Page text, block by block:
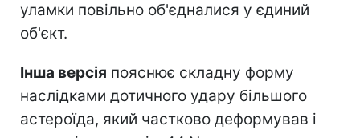
уламки повільно об'єдналися у єдиний
об'єкт.
Інша версія пояснює складну форму
наслідками дотичного удару більшого
астероїда, який частково деформував і